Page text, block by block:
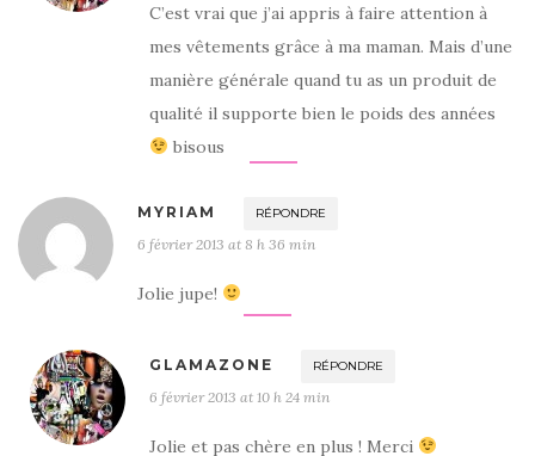
C’est vrai que j’ai appris à faire attention à
mes vêtements grâce à ma maman. Mais d’une
manière générale quand tu as un produit de
qualité il supporte bien le poids des années
bisous
MYRIAM RÉPONDRE
6 février 2013 at 8 h 36 min
Jolie jupe!
GLAMAZONE RÉPONDRE
6 février 2013 at 10 h 24 min
Jolie et pas chère en plus ! Merci